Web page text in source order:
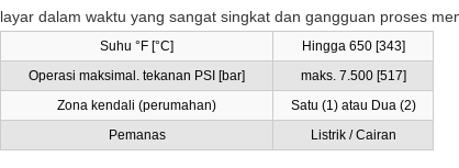
layar dalam waktu yang sangat singkat dan gangguan proses
Suhu °F [°C]
Hingga 650 [343]
Operasi maksimal. tekanan PSI [bar]
maks. 7.500 [517]
Zona kendali (perumahan)
Satu (1) atau Dua (2)
Pemanas
Listrik / Cairan